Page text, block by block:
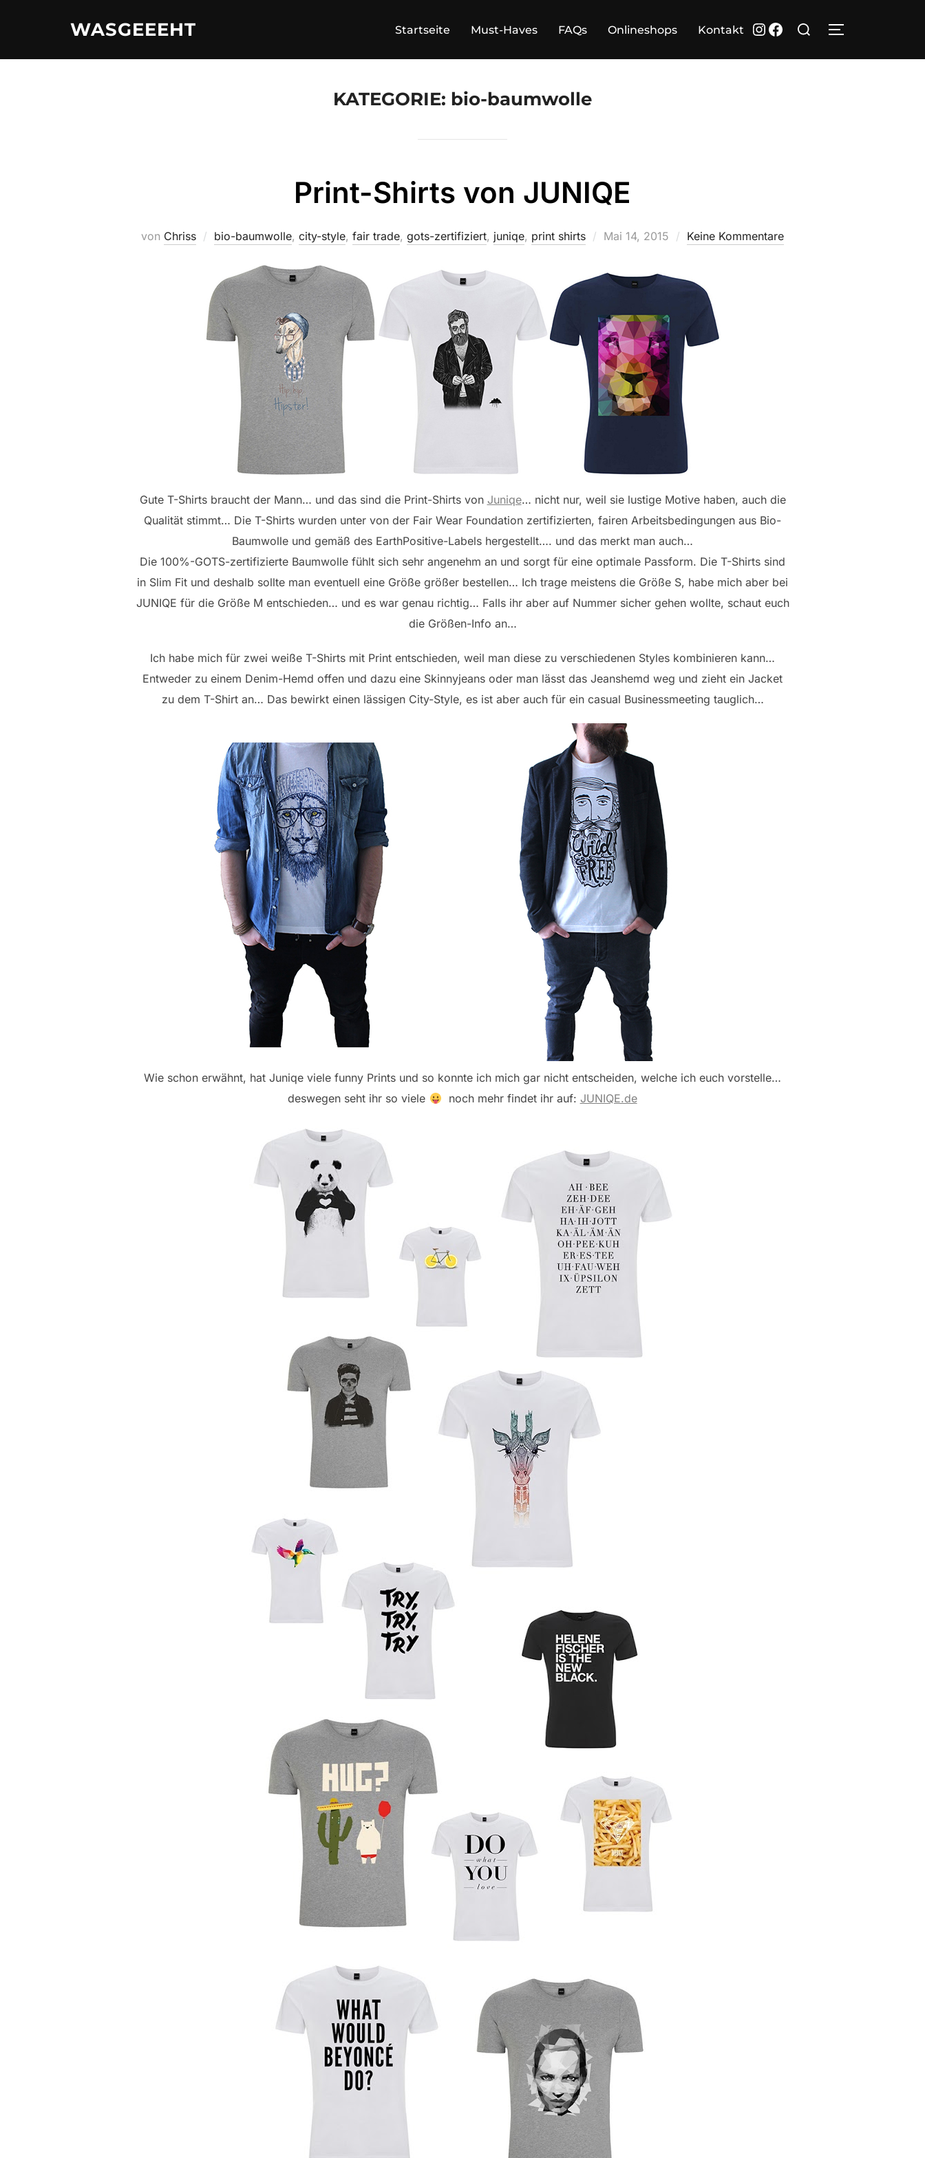
WASGEEEHT Startseite Must-Haves FAQs Onlineshops Kontakt Instagram
Facebook
Suchen
KATEGORIE: bio-baumwolle
Print-Shirts von JUNIQE
von Chriss bio-baumwolle, city-style, fair trade, gots-zertifiziert, juniqe, print shirts
Veröffentlicht
Mai 14, 2015 Keine Kommentare
Gute T-Shirts braucht der Mann… und das sind die Print-Shirts von Juniqe… nicht nur, weil sie lustige Motive haben, auch die
Qualität stimmt… Die T-Shirts wurden unter von der Fair Wear Foundation zertifizierten, fairen Arbeitsbedingungen aus Bio-
Baumwolle und gemäß des EarthPositive-Labels hergestellt…. und das merkt man auch…
Die 100%-GOTS-zertifizierte Baumwolle fühlt sich sehr angenehm an und sorgt für eine optimale Passform. Die T-Shirts sind
in Slim Fit und deshalb sollte man eventuell eine Größe größer bestellen… Ich trage meistens die Größe S, habe mich aber bei
JUNIQE für die Größe M entschieden… und es war genau richtig… Falls ihr aber auf Nummer sicher gehen wollte, schaut euch
die Größen-Info an…
Ich habe mich für zwei weiße T-Shirts mit Print entschieden, weil man diese zu verschiedenen Styles kombinieren kann…
Entweder zu einem Denim-Hemd offen und dazu eine Skinnyjeans oder man lässt das Jeanshemd weg und zieht ein Jacket
zu dem T-Shirt an… Das bewirkt einen lässigen City-Style, es ist aber auch für ein casual Businessmeeting tauglich…
Wie schon erwähnt, hat Juniqe viele funny Prints und so konnte ich mich gar nicht entscheiden, welche ich euch vorstelle…
deswegen seht ihr so viele
noch mehr findet ihr auf: JUNIQE.de